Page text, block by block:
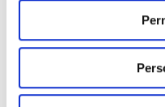
de la población